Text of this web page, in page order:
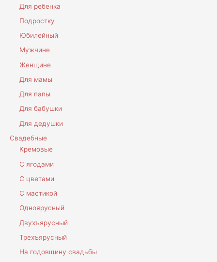
Для ребенка
Подростку
Юбилейный
Мужчине
Женщине
Для мамы
Для папы
Для бабушки
Для дедушки
Свадебные
Кремовые
С ягодами
С цветами
С мастикой
Одноярусный
Двухъярусный
Трехъярусный
На годовщину свадьбы